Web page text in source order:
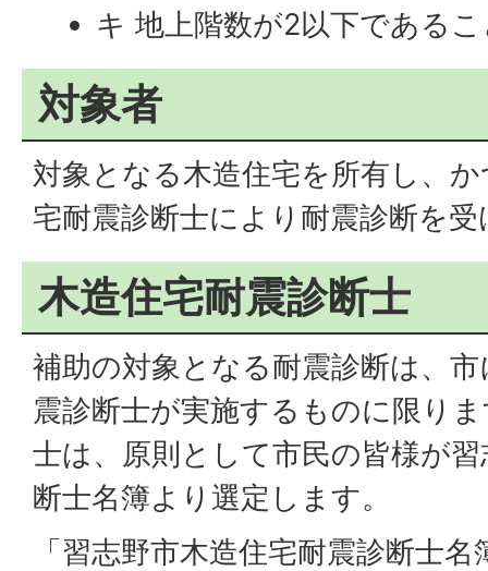
キ 地上階数が2以下である
対象者
対象となる木造住宅を所有し、
宅耐震診断士により耐震診断を
木造住宅耐震診断士
補助の対象となる耐震診断は、
震診断士が実施するものに限り
士は、原則として市民の皆様が
断士名簿より選定します。
「習志野市木造住宅耐震診断士